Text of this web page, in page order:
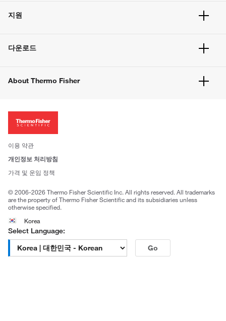
주문 방법
벌크 주문
지원
고객 센터
웹사이트 개선사항
다운로드
About Thermo Fisher
투자자
사회적 책임
브랜드
이용 약관
개인정보 처리방침
가격 및 운임 정책
© 2006-2026 Thermo Fisher Scientific Inc. All rights reserved. All trademarks
are the property of Thermo Fisher Scientific and its subsidiaries unless
otherwise specified.
Korea
Select Language:
Go